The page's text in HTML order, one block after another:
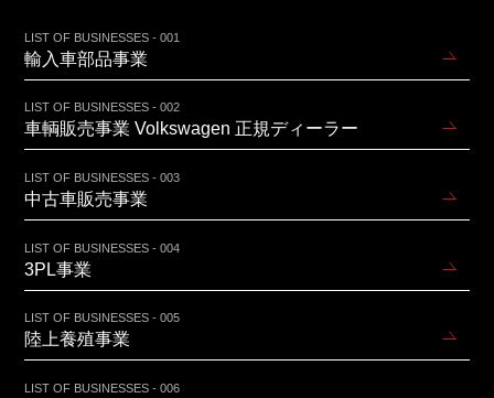
LIST OF BUSINESSES - 001
輸入車部品事業
LIST OF BUSINESSES - 002
車輌販売事業 Volkswagen 正規ディーラー
LIST OF BUSINESSES - 003
中古車販売事業
LIST OF BUSINESSES - 004
3PL事業
LIST OF BUSINESSES - 005
陸上養殖事業
LIST OF BUSINESSES - 006